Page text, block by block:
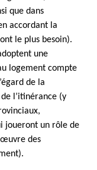
que dans
accordant la
le plus besoin).
une
logement compte
de la
l’itinérance (y
joueront un rôle de
des